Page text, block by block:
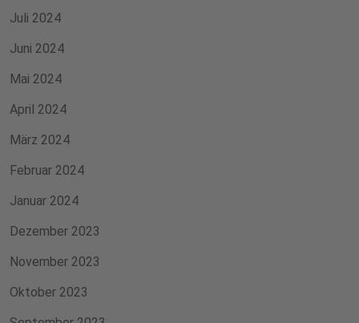
Juli 2024
Juni 2024
Mai 2024
April 2024
März 2024
Februar 2024
Januar 2024
Dezember 2023
November 2023
Oktober 2023